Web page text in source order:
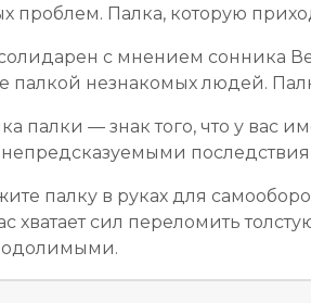
Палка, которую
с мнением сонника
палкой незнакомых людей.
палки — знак того, что у вас
палку в руках для
хватает сил переломить